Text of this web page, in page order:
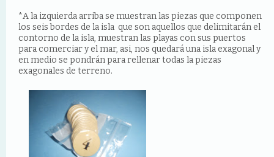
*A la izquierda arriba se muestran las piezas que componen
los seis bordes de la isla que son aquellos que delimitarán el
contorno de la isla, muestran las playas con sus puertos
para comerciar y el mar, asi, nos quedará una isla exagonal y
en medio se pondrán para rellenar todas la piezas
exagonales de terreno.